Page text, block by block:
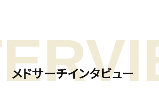
メドサーチインタビュー